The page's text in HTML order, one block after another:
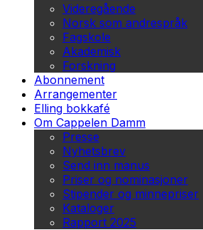
Videregående
Norsk som andrespråk
Fagskole
Akademisk
Forskning
Abonnement
Arrangementer
Elling bokkafé
Om Cappelen Damm
Presse
Nyhetsbrev
Send inn manus
Priser og nominasjoner
Stipender og minnepriser
Kataloger
Rapport 2025